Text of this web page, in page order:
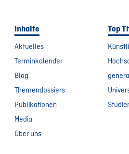
Inhalte
Aktuelles
Terminkalender
Blog
Themendossiers
Publikationen
Media
Über uns
Top